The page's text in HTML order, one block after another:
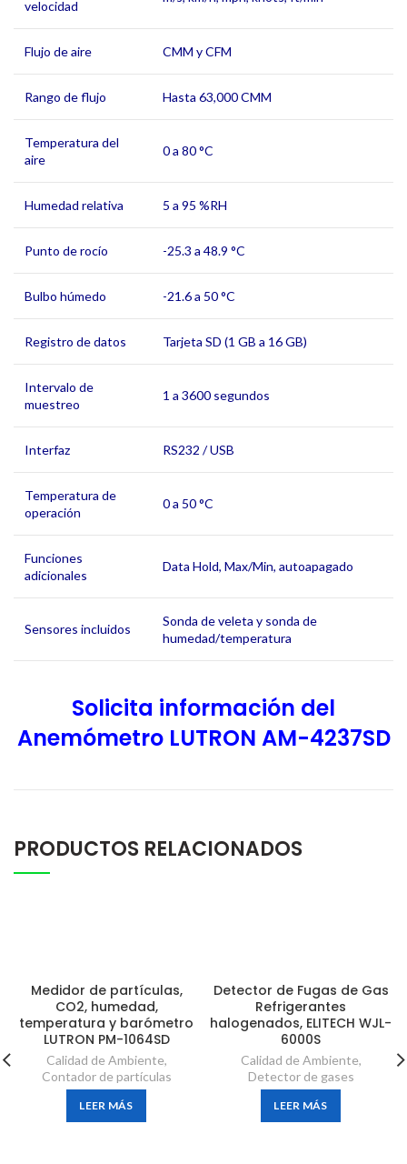
velocidad
Flujo de aire CMM y CFM
Rango de flujo Hasta 63,000 CMM
Temperatura del
aire
0 a 80 °C
Humedad relativa 5 a 95 %RH
Punto de rocío -25.3 a 48.9 °C
Bulbo húmedo -21.6 a 50 °C
Registro de datos Tarjeta SD (1 GB a 16 GB)
Intervalo de
muestreo
1 a 3600 segundos
Interfaz RS232 / USB
Temperatura de
operación
0 a 50 °C
Funciones
adicionales
Data Hold, Max/Min, autoapagado
Sensores incluidos
Sonda de veleta y sonda de
humedad/temperatura
Solicita información del
Anemómetro LUTRON AM-4237SD
PRODUCTOS RELACIONADOS
Medidor de partículas,
CO2, humedad,
temperatura y barómetro
LUTRON PM-1064SD
Calidad de Ambiente,
Contador de partículas
LEER MÁS
Detector de Fugas de Gas
Refrigerantes
halogenados, ELITECH WJL-
6000S
Calidad de Ambiente,
Detector de gases
LEER MÁS